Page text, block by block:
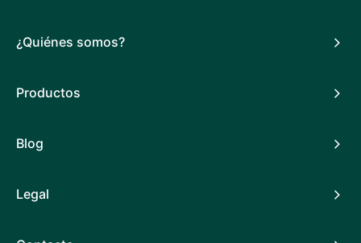
¿Quiénes somos?
Productos
Blog
Legal